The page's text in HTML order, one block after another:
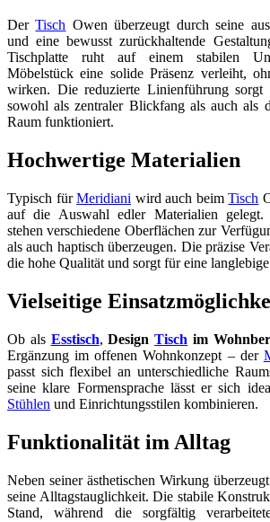
DerTisch Owen überzeugt durch seine
und eine bewusst zurückhaltende
Tischplatte ruht auf einem stabilen
Möbelstück eine solide Präsenz verleiht,
wirken. Die reduzierte Linienführung sorgt
sowohl als zentraler Blickfang als auch als
Raum funktioniert.
Hochwertige Materialien
Typisch fürMeridiani wird auch beimTisch
auf die Auswahl edler Materialien gelegt.
stehen verschiedene Oberflächen zur
als auch haptisch überzeugen. Die präzise
die hohe Qualität und sorgt für eine
Vielseitige
Ob als Esstisch,DesignTisch im
Ergänzung im offenen Wohnkonzept – der
passt sich flexibel an unterschiedliche
seine klare Formensprache lässt er sich
Stühlen und Einrichtungsstilen kombinieren.
Funktionalität im Alltag
Neben seiner ästhetischen Wirkung
seine Alltagstauglichkeit. Die stabile
Stand, während die sorgfältig